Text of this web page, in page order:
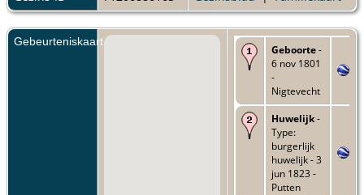
Gebeurteniskaart
Geboorte-
6 nov 1801
-
Nigtevecht
Huwelijk-
Type:
burgerlijk
huwelijk - 3
jun 1823 -
Putten